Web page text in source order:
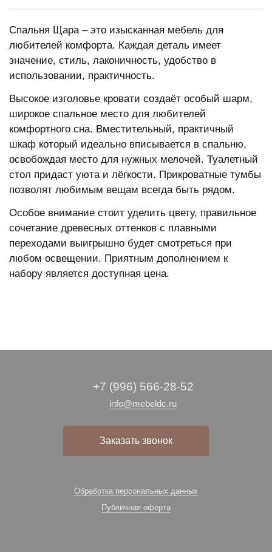
Спальня Щара – это изысканная мебель для
любителей комфорта. Каждая деталь имеет
значение, стиль, лаконичность, удобство в
использовании, практичность.
Высокое изголовье кровати создаёт особый шарм,
широкое спальное место для любителей
комфортного сна. Вместительный, практичный
шкаф который идеально вписывается в спальню,
освобождая место для нужных мелочей. Туалетный
стол придаст уюта и лёгкости. Прикроватные тумбы
позволят любимым вещам всегда быть рядом.
Особое внимание стоит уделить цвету, правильное
сочетание древесных оттенков с плавными
переходами выигрышно будет смотреться при
любом освещении. Приятным дополнением к
набору является доступная цена.
+7 (996) 566-28-52
info@mebeldc.ru
Заказать звонок
Обработка персональных данных
Публичная оферта